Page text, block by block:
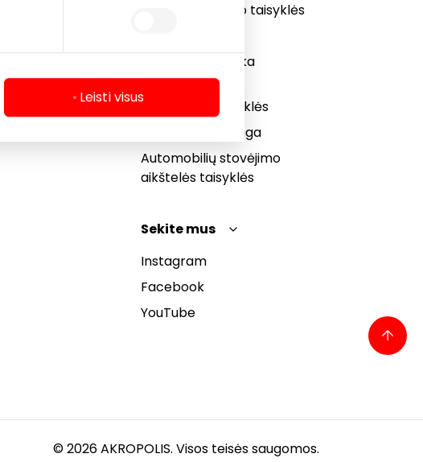
Leisti visus
Prekybos centro taisyklės
Privatumo politika
Dovanų kortelės
bendrosios taisyklės
Pranešėjų apsauga
Automobilių stovėjimo
aikštelės taisyklės
Sekite mus
Instagram
Facebook
YouTube
© 2026 AKROPOLIS. Visos teisės saugomos.